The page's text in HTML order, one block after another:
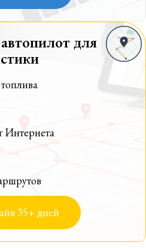
для
Интернета
35+ дней